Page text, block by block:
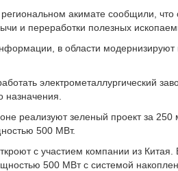
региональном акимате сообщили,
и переработки полезных
в области
электрометаллургический
назначения.
реализуют зеленый проект за 250
500 МВт.
с участием компании из
500 МВт с системой